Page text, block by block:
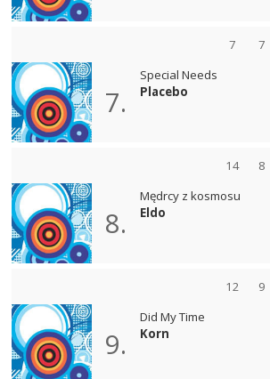
7 7
7.
Special Needs
Placebo
14 8
8.
Mędrcy z kosmosu
Eldo
12 9
9.
Did My Time
Korn